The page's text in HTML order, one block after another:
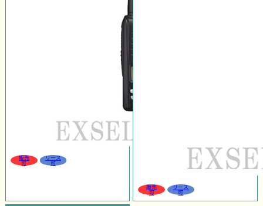
販売
可
リース
可
販売
可
リース
可